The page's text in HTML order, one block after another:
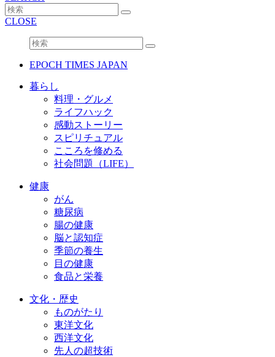
CLOSE
EPOCH TIMES JAPAN
暮らし
料理・グルメ
ライフハック
感動ストーリー
スピリチュアル
こころを修める
社会問題（LIFE）
健康
がん
糖尿病
腸の健康
脳と認知症
季節の養生
目の健康
食品と栄養
文化・歴史
ものがたり
東洋文化
西洋文化
先人の超技術